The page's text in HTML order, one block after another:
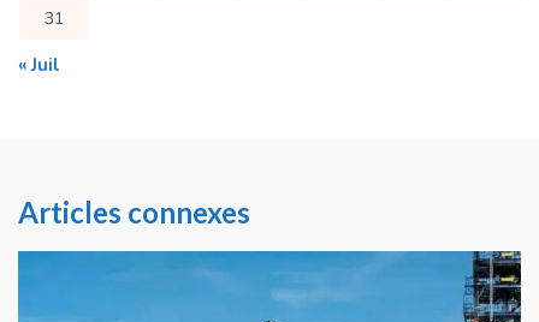
31
« Juil
Articles connexes